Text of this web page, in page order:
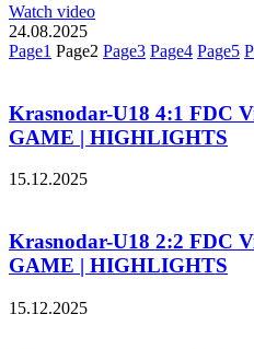
Watch video
24.08.2025
Page1 Page2 Page3 Page4 Page5
Krasnodar-U18 4:1 FDC
GAME | HIGHLIGHTS
15.12.2025
Krasnodar-U18 2:2 FDC
GAME | HIGHLIGHTS
15.12.2025